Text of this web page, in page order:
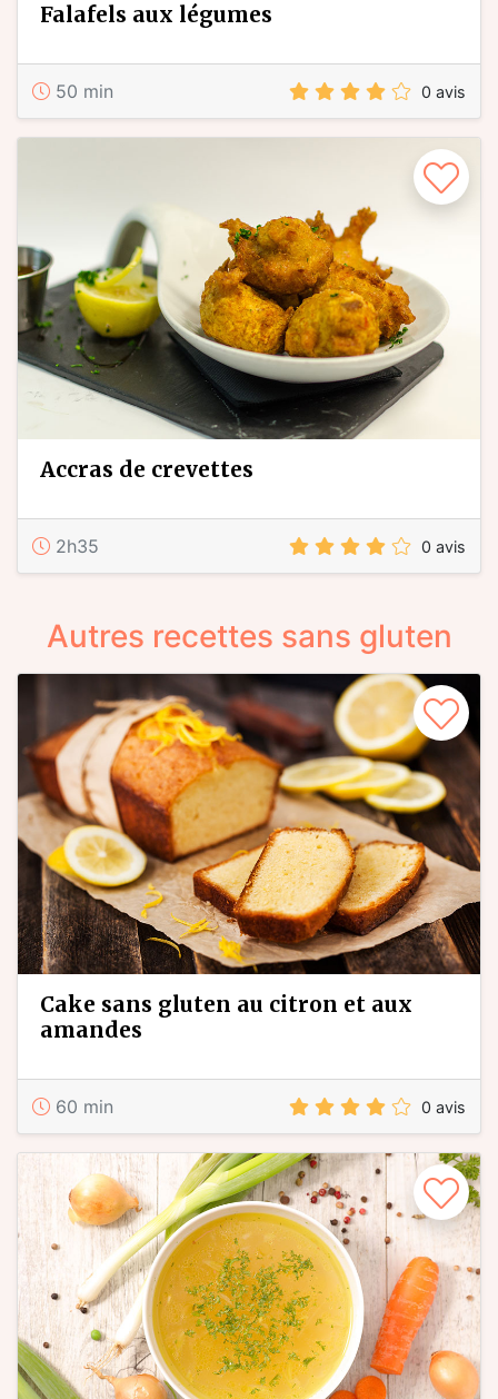
falafels aux légumes
50 min 0 avis
accras de crevettes
2h35 0 avis
Autres recettes sans gluten
cake sans gluten au citron et aux
amandes
60 min 0 avis